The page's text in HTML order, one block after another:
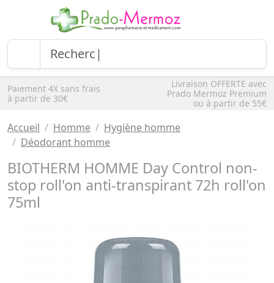
Paiement 4X sans frais
à partir de 30€
Livraison OFFERTE avec
Prado Mermoz Premium
ou à partir de 55€
Accueil Homme
Hygiène homme
Déodorant homme
BIOTHERM HOMME Day Control non-
stop roll'on anti-transpirant 72h roll'on
75ml